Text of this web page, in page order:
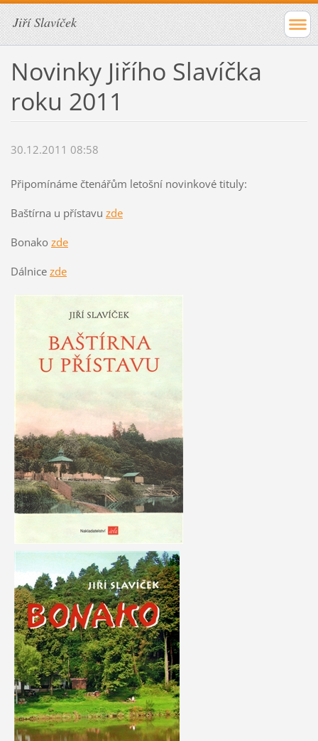
Jiří Slavíček
Novinky Jiřího Slavíčka
roku 2011
30.12.2011 08:58
Připomínáme čtenářům letošní novinkové tituly:
Baštírna u přístavu zde
Bonako zde
Dálnice zde